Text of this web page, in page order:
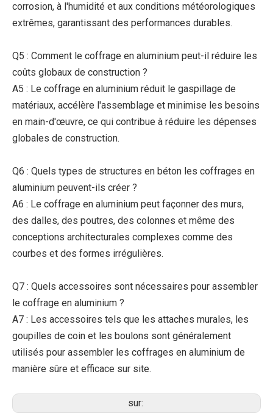
corrosion, à l'humidité et aux conditions météorologiques
extrêmes, garantissant des performances durables.
Q5 : Comment le coffrage en aluminium peut-il réduire les
coûts globaux de construction ?
A5 : Le coffrage en aluminium réduit le gaspillage de
matériaux, accélère l'assemblage et minimise les besoins
en main-d'œuvre, ce qui contribue à réduire les dépenses
globales de construction.
Q6 : Quels types de structures en béton les coffrages en
aluminium peuvent-ils créer ?
A6 : Le coffrage en aluminium peut façonner des murs,
des dalles, des poutres, des colonnes et même des
conceptions architecturales complexes comme des
courbes et des formes irrégulières.
Q7 : Quels accessoires sont nécessaires pour assembler
le coffrage en aluminium ?
A7 : Les accessoires tels que les attaches murales, les
goupilles de coin et les boulons sont généralement
utilisés pour assembler les coffrages en aluminium de
manière sûre et efficace sur site.
sur: